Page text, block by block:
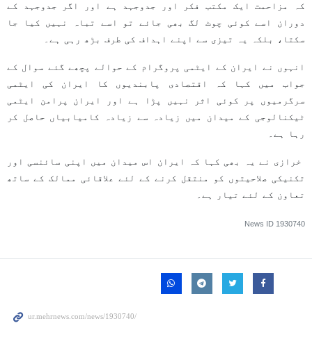
کہ مزاحمت ایک مکتب فکر اور جدوجہد ہے اور اگر جدوجہد کے
دوران اسے کوئی چوٹ لگ بھی جائے تو اسے تباہ نہیں کیا جا
سکتا، بلکہ یہ تیزی سے اپنے اہداف کی طرف بڑھ رہی ہے۔
انہوں نے ایران کے ایٹمی پروگرام کے حوالے پچھے گئے سوال کے
جواب میں کہا کہ اقتصادی پابندیوں کا ایران کی ایٹمی
سرگرمیوں پر کوئی اثر نہیں پڑا ہے اور ایران پرامن ایٹمی
ٹیکنالوجی کے میدان میں زیادہ سے زیادہ کامیابیاں حاصل کر
رہا ہے۔
خرازی نے یہ بھی کہا کہ ایران اس میدان میں اپنی سائنسی اور
تکنیکی صلاحیتوں کو منتقل کرنے کے لئے علاقائی ممالک کے ساتھ
تعاون کے لئے تیار ہے۔
News ID 1930740